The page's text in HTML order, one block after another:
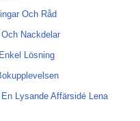
Och Råd
Nackdelar
Lösning
Lysande Affärsidé Lena